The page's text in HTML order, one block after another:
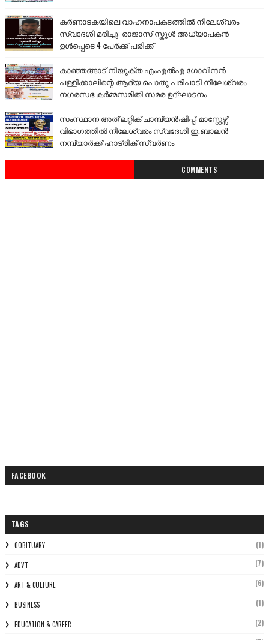
കർണാടകയിലെ വാഹനാപകടത്തിൽ നീലേശ്വരം
സ്വദേശി മരിച്ചു: രാജാസ് സ്കൂൾ അധ്യാപകൻ
ഉൾപ്പെടെ 4 പേർക്ക് പരിക്ക്
കാഞ്ഞങ്ങാട് നിയുക്ത എംഎൽഎ ഗോവിന്ദൻ
പള്ളിക്കാലിന്റെ ആദ്യ പൊതു പരിപാടി നീലേശ്വരം
നഗരസഭ കർമ്മസമിതി സമര ഉദ്ഘാടനം
സംസ്ഥാന അത് ലറ്റിക് ചാമ്പ്യൻഷിപ്പ്: മാസ്റ്റേഴ്സ്
വിഭാഗത്തിൽ നീലേശ്വരം സ്വദേശി ഇ.ബാലൻ
നമ്പ്യാർക്ക് ഹാട്രിക് സ്വർണം
COMMENTS
FACEBOOK
TAGS
0OBITUARY (1)
ADVT (7)
ART & CULTURE (6)
BUSINESS (1)
EDUCATION & CAREER (2)